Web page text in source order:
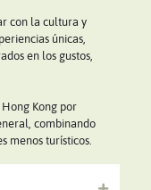
con la cultura y
únicas,
en los gustos,
Kong por
combinando
menos turísticos.